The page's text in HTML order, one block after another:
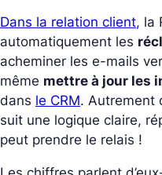
Dans la relation client, la
automatiquement les
acheminer les e-mails
même mettre à jour les
dans le CRM. Autrement
suit une logique claire,
peut prendre le relais !